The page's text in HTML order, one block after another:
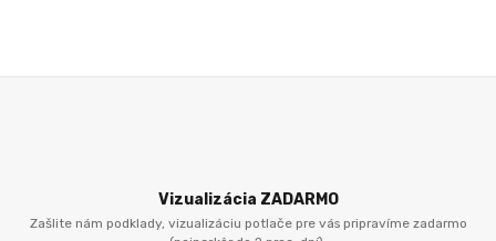
Vizualizácia ZADARMO
Zašlite nám podklady, vizualizáciu potlače pre vás pripravíme zadarmo